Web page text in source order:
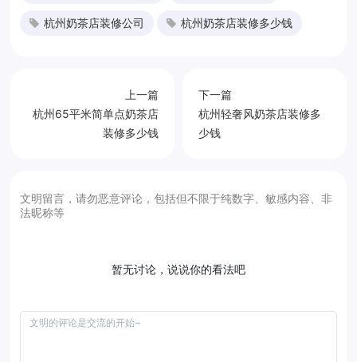
杭州奶茶店装修公司 杭州奶茶店装修多少钱
上一篇
杭州65平米简单点奶茶店
装修多少钱
下一篇
杭州轻奢风奶茶店装修多
少钱
文明留言，请勿恶意评论，包括但不限于纯数字、敏感内容、非
法昵称等
暂无讨论，说说你的看法吧